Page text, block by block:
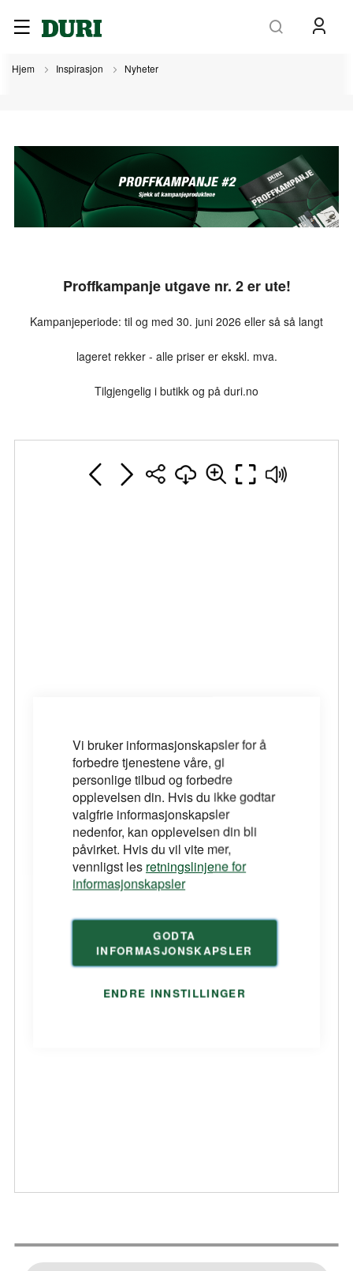
Vi bruker informasjonskapsler for å
forbedre tjenestene våre, gi
personlige tilbud og forbedre
opplevelsen din. Hvis du ikke godtar
valgfrie informasjonskapsler
nedenfor, kan opplevelsen din bli
påvirket. Hvis du vil vite mer,
vennligst les retningslinjene for
informasjonskapsler
GODTA
INFORMASJONSKAPSLER
ENDRE INNSTILLINGER
Hjem Inspirasjon Nyheter
Proffkampanje utgave nr. 2 er ute!
Kampanjeperiode: til og med 30. juni 2026 eller så så langt
lageret rekker - alle priser er ekskl. mva.
Tilgjengelig i butikk og på duri.no